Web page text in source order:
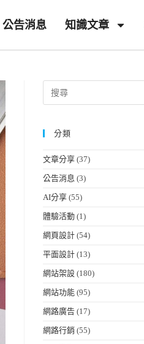
公告消息 知識文章
分類
文章分享 (37)
公告消息 (3)
AI分享 (55)
體驗活動 (1)
網頁設計 (54)
平面設計 (13)
網站架設 (180)
網站功能 (95)
網路廣告 (17)
網路行銷 (55)